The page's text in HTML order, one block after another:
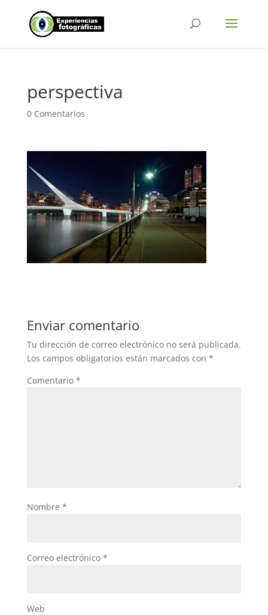
perspectiva
0 Comentarios
Enviar comentario
Tu dirección de correo electrónico no será publicada.
Los campos obligatorios están marcados con *
Comentario *
Nombre *
Correo electrónico *
Web